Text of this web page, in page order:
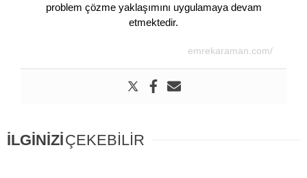
problem çözme yaklaşımını uygulamaya devam
etmektedir.
emrekaraman.com/
İLGİNİZİÇEKEBİLİR